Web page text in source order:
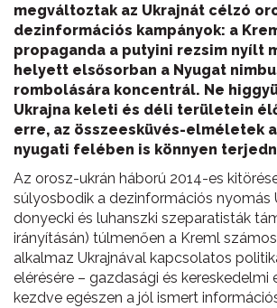
megváltoztak az Ukrajnát célzó
dezinformációs kampányok: a
propaganda a putyini rezsim nyílt
helyett elsősorban a Nyugat
rombolására koncentrál. Ne
Ukrajna keleti és déli területein
erre, az összeesküvés-elméletek
nyugati felében is könnyen
Az orosz-ukrán háború 2014-es
súlyosbodik a dezinformációs nyomás
donyecki és luhanszki szeparatisták
irányításán) túlmenően a Kreml
alkalmaz Ukrajnával kapcsolatos
elérésére – gazdasági és
kezdve egészen a jól ismert